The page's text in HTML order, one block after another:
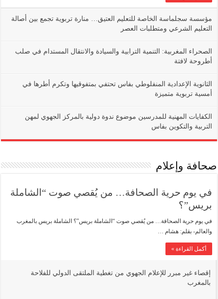
مؤسسة سجلماسة الخاصة للتعليم العتيق… منارة تربوية تجمع بين أصالة
التعليم الشرعي ومتطلبات العصر
الصحراء المغربية: التنمية الترابية والسيادة والانتقال المستدام في صلب
أطروحة لافتة
الثانوية الإعدادية المنفلوطي بفاس تحتفي بمتفوقيها وتكرم أطرها في
أمسية تربوية متميزة
الكفايات المهنية للمدرسين موضوع ندوة دولية بالمركز الجهوي لمهن
التربية والتكوين بفاس
صحافة وإعلام
في يوم حرية الصحافة… من يُقصي صوت “الشاملة
بريس”؟
في يوم حرية الصحافة… من يُقصي صوت “الشاملة بريس”؟ الشاملة بريس بالمغرب
والعالم- بقلم: هشام …
أكمل القراءة »
إقصاء غير مبرر للإعلام الجهوي من تغطية الملتقى الدولي للفلاحة
بالمغرب